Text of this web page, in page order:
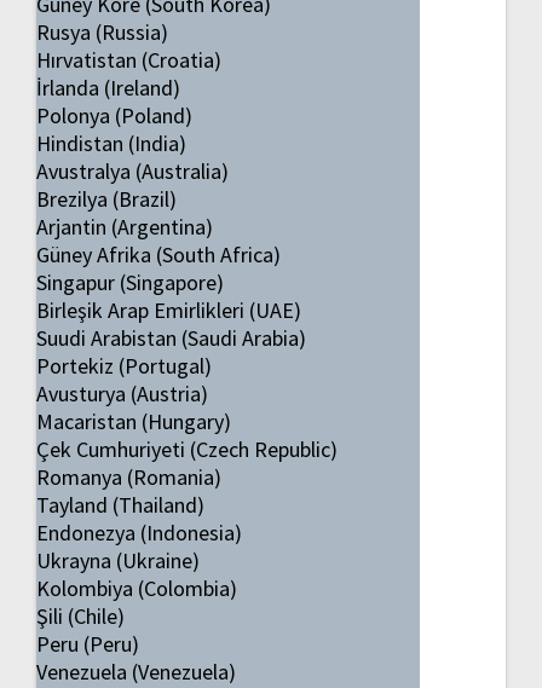
Rusya (Russia)
Hırvatistan (Croatia)
İrlanda (Ireland)
Polonya (Poland)
Hindistan (India)
Avustralya (Australia)
Brezilya (Brazil)
Arjantin (Argentina)
Güney Afrika (South Africa)
Singapur (Singapore)
Birleşik Arap Emirlikleri (UAE)
Suudi Arabistan (Saudi Arabia)
Portekiz (Portugal)
Avusturya (Austria)
Macaristan (Hungary)
Çek Cumhuriyeti (Czech Republic)
Romanya (Romania)
Tayland (Thailand)
Endonezya (Indonesia)
Ukrayna (Ukraine)
Kolombiya (Colombia)
Şili (Chile)
Peru (Peru)
Venezuela (Venezuela)